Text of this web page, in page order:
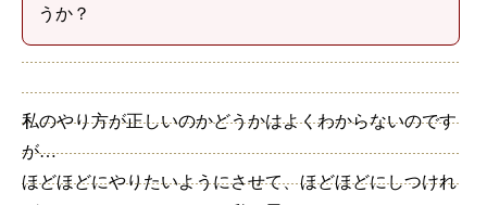
うか？
私のやり方が正しいのかどうかはよくわからないのです
が…
ほどほどにやりたいようにさせて、ほどほどにしつけれ